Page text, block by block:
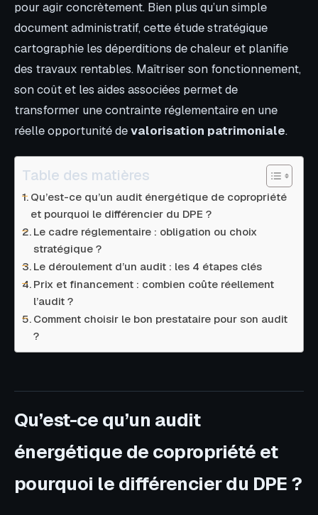
pour agir concrètement. Bien plus qu’un simple
document administratif, cette étude stratégique
cartographie les déperditions de chaleur et planifie
des travaux rentables. Maîtriser son fonctionnement,
son coût et les aides associées permet de
transformer une contrainte réglementaire en une
réelle opportunité devalorisation patrimoniale.
Table des matières
Qu’est-ce qu’un audit énergétique de copropriété
et pourquoi le différencier du DPE ?
Le cadre réglementaire : obligation ou choix
stratégique ?
Le déroulement d’un audit : les 4 étapes clés
Prix et financement : combien coûte réellement
l’audit ?
Comment choisir le bon prestataire pour son audit
?
Qu’est-ce qu’un audit
énergétique de copropriété et
pourquoi le différencier du DPE ?